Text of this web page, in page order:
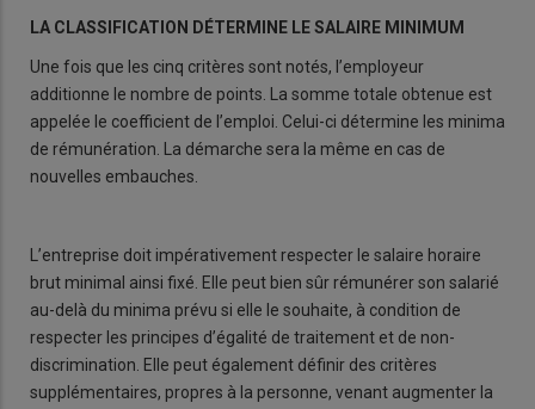
LA CLASSIFICATION DÉTERMINE LE SALAIRE MINIMUM
Une fois que les cinq critères sont notés, l’employeur
additionne le nombre de points. La somme totale obtenue est
appelée le coefficient de l’emploi. Celui-ci détermine les minima
de rémunération. La démarche sera la même en cas de
nouvelles embauches.
L’entreprise doit impérativement respecter le salaire horaire
brut minimal ainsi fixé. Elle peut bien sûr rémunérer son salarié
au-delà du minima prévu si elle le souhaite, à condition de
respecter les principes d’égalité de traitement et de non-
discrimination. Elle peut également définir des critères
supplémentaires, propres à la personne, venant augmenter la